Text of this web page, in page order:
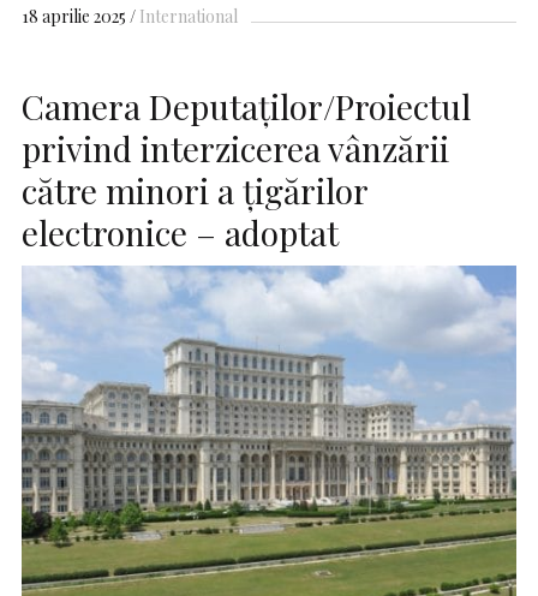
18 aprilie 2025 International
Camera Deputaţilor/Proiectul
privind interzicerea vânzării
către minori a ţigărilor
electronice – adoptat